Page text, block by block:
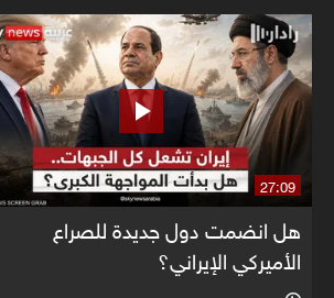
27:09
هل انضمت دول جديدة للصراع
الأميركي الإيراني؟